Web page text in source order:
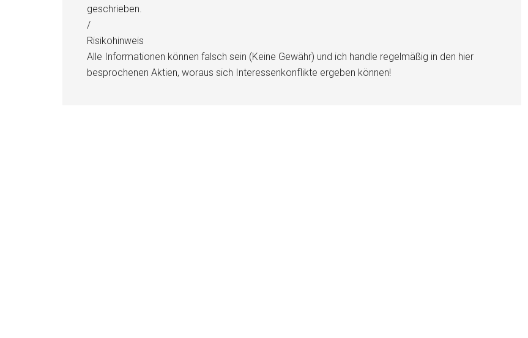
geschrieben.
/
Risikohinweis
Alle Informationen können falsch sein (Keine Gewähr) und ich handle regelmäßig in den hier
besprochenen Aktien, woraus sich Interessenkonflikte ergeben können!